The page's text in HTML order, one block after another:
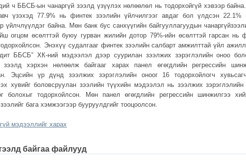
ч ББСБ-ын чанаргүй зээлд үзүүлэх нөлөөлөл нь тодорхойгүй хэвээр
үзэхэд 77.9% нь финтек зээлийн үйлчилгээг авдаг бол үлдсэн
үйлчлүүлдэг байна. Мөн банк бус санхүүгийн байгууллагуудын
огцом өсөлттэй буюу гурван жилийн дотор 79%-ийн өсөлттэй гарсан нь
Энэхүү судалгааг финтек зээлийн салбарт амжилттай үйл
ББСБ” ХК-ний мэдээлэл дээр суурилан зээлжих зэрэглэлийн оноо
зээлд хэрхэн нөлөөлж байгааг харах панел өгөгдлийн регрессийн
Эцсийн үр дүнд зээлжих зэрэглэлийн оноог 16 тодорхойлогч
хувийг боловсруулан зээлийн түүхийн мэдээлэл нь зээлжих
болохыг тодорхойлсон. Мөн панел өгөгдлийн регрессийн шинжилгээ
бага хэмжээгээр бууруулдгийг тооцоолсон.
мэдээллийг харах
байгаа файлууд